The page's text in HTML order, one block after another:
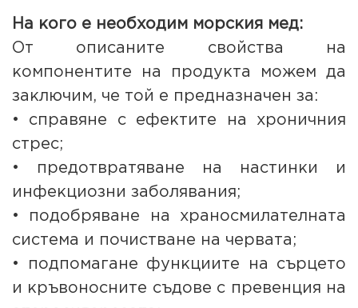
На кого е необходим морския мед:
От описаните свойства на
компонентите на продукта можем да
заключим, че той е предназначен за:
• справяне с ефектите на хроничния
стрес;
• предотвратяване на настинки и
инфекциозни заболявания;
• подобряване на храносмилателната
система и почистване на червата;
• подпомагане функциите на сърцето
и кръвоносните съдове с превенция на